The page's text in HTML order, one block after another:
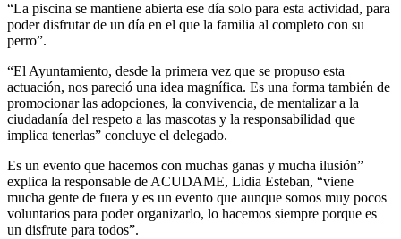
“La piscina se mantiene abierta ese día solo para esta actividad, para
poder disfrutar de un día en el que la familia al completo con su
perro”.
“El Ayuntamiento, desde la primera vez que se propuso esta
actuación, nos pareció una idea magnífica. Es una forma también de
promocionar las adopciones, la convivencia, de mentalizar a la
ciudadanía del respeto a las mascotas y la responsabilidad que
implica tenerlas” concluye el delegado.
Es un evento que hacemos con muchas ganas y mucha ilusión”
explica la responsable de ACUDAME, Lidia Esteban, “viene
mucha gente de fuera y es un evento que aunque somos muy pocos
voluntarios para poder organizarlo, lo hacemos siempre porque es
un disfrute para todos”.